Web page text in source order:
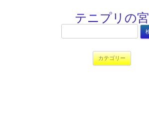
テニプリの宮
検
カテゴリー